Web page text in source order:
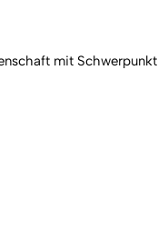
mit Schwerpunkt